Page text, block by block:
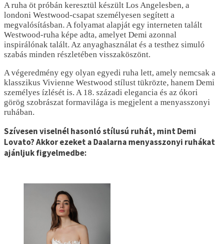
A ruha öt próbán keresztül készült Los Angelesben, a
londoni Westwood-csapat személyesen segített a
megvalósításban. A folyamat alapját egy interneten talált
Westwood-ruha képe adta, amelyet Demi azonnal
inspirálónak talált. Az anyaghasználat és a testhez simuló
szabás minden részletében visszaköszönt.
A végeredmény egy olyan egyedi ruha lett, amely nemcsak a
klasszikus Vivienne Westwood stílust tükrözte, hanem Demi
személyes ízlését is. A 18. századi elegancia és az ókori
görög szobrászat formavilága is megjelent a menyasszonyi
ruhában.
Szívesen viselnél hasonló stílusú ruhát, mint Demi
Lovato? Akkor ezeket a Daalarna menyasszonyi ruhákat
ajánljuk figyelmedbe: